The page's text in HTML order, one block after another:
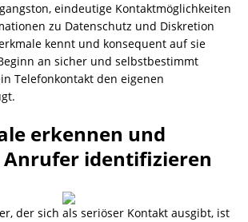
eindeutige Kontaktmöglichkeiten
zu Datenschutz und Diskretion
kennt und konsequent auf sie
an sicher und selbstbestimmt
Telefonkontakt den eigenen
erkennen und
Anrufer identifizieren
der sich als seriöser Kontakt ausgibt, ist